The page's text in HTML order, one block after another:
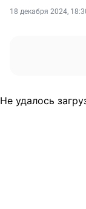
18 декабря 2024,
Не удалось